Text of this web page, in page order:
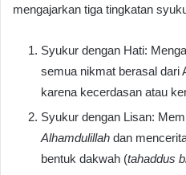
mengajarkan tiga tingkatan
Syukur dengan Hati:
semua nikmat berasal dari
karena kecerdasan atau
Syukur dengan Lisan:
Alhamdulillah dan
bentuk dakwah (tahaddus